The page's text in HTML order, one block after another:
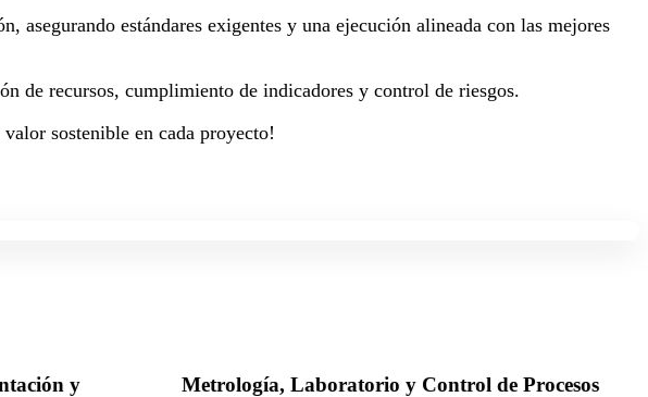
asegurando estándares exigentes y una ejecución alineada con las mejores
de recursos, cumplimiento de indicadores y control de riesgos.
sostenible en cada proyecto!
y
Metrología, Laboratorio y Control de Procesos